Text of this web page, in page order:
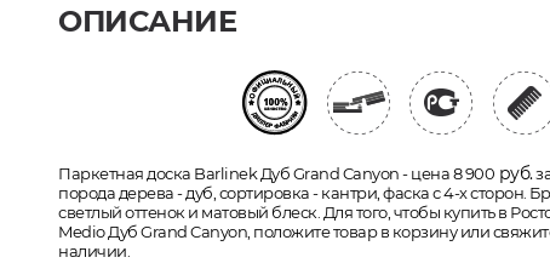
ОПИСАНИЕ
Паркетная доска Barlinek Дуб Grand Canyon - цена 8 900 руб.
порода дерева - дуб, сортировка - кантри, фаска с 4-х
светлый оттенок и матовый блеск. Для того, чтобы купить в
Medio Дуб Grand Canyon, положите товар в корзину или
наличии.